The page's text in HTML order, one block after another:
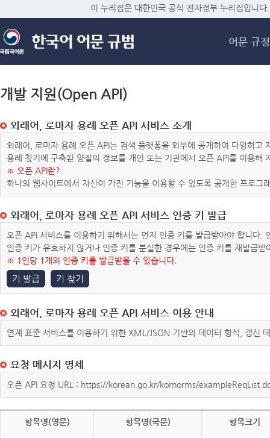
메
이 누리집은 대한민국 공식 전자정부 누리집입니다.
어문 규정
개발 지원(Open API)
외래어, 로마자 용례 오픈 API 서비스 소개
외래어, 로마자 용례 오픈 API는 검색 플랫폼을 외부에 공개하여 다양하
용례 찾기에 구축된 양질의 정보를 개인 또는 기관에서 오픈 API를 이용해
※ 오픈 API란?
하나의 웹사이트에서 자신이 가진 기능을 이용할 수 있도록 공개한 프로그
외래어, 로마자 용례 오픈 API 서비스 인증 키 발급
오픈 API 서비스를 이용하기 위해서는 먼저 인증 키를 발급받아야 합니다
인증 키가 유효하지 않거나 인증 키를 분실한 경우에는 인증 키를 재발급받
※ 1인당 1개의 인증 키를 발급받을 수 있습니다.
키 발급 키 찾기
외래어, 로마자 용례 오픈 API 서비스 이용 안내
연계 표준 서비스를 이용하기 위한 XML/JSON 기반의 데이터 형식, 갱신
요청 메시지 명세
오픈 API 요청 URL : https://korean.go.kr/kornorms/
항목명(영문) 항목명(국문) 항목크기